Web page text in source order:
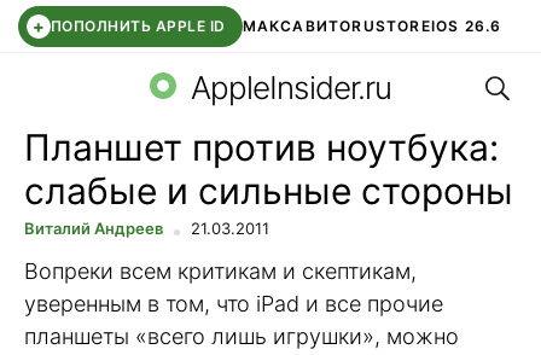
+ ПОПОЛНИТЬ APPLE ID МАКСАВИТОRUSTOREIOS 26.6
СБЕР КИДС ВТБ ОНЛАЙН ЧАТ В ROBLOX
AppleInsider.ru
Планшет против ноутбука:
слабые и сильные стороны
Виталий Андреев 21.03.2011
Вопреки всем критикам и скептикам,
уверенным в том, что iPad и все прочие
планшеты «всего лишь игрушки», можно